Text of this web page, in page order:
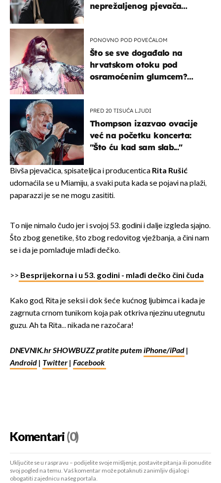
neprežaljenog pjevača
PONOVNO POD POVEĆALOM
Što se sve događalo na
hrvatskom otoku pod
osramoćenim glumcem?
PRED 20 TISUĆA LJUDI
Thompson izazvao ovacije
već na početku koncerta:
"Što ću kad sam slab..."
Bivša pjevačica, spisateljica i producentica Rita Rušić
udomaćila se u Miamiju, a svaki puta kada se pojavi na plaži,
paparazzi je se ne mogu zasititi.
To nije nimalo čudo jer i svojoj 53. godini i dalje izgleda sjajno.
Što zbog genetike, što zbog redovitog vježbanja, a čini nam
se i da je pomlađuje mlađi dečko.
>> Besprijekorna i u 53. godini - mlađi dečko čini čuda
Kako god, Rita je seksi i dok šeće kućnog ljubimca i kada je
zagrnuta crnom tunikom koja pak otkriva njezinu utegnutu
guzu. Ah ta Rita... nikada ne razočara!
DNEVNIK.hr SHOWBUZZ pratite putem iPhone/iPad |
Android | Twitter | Facebook
Komentari(0)
Uključite se u raspravu – podijelite svoje mišljenje, postavite pitanja ili ponudite
svoj pogled na temu. Vaš komentar može potaknuti zanimljiv dijalog i
obogatiti zajednicu našeg portala.